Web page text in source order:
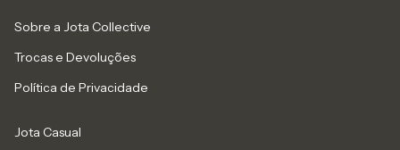
Sobre a Jota Collective
Trocas e Devoluções
Política de Privacidade
Jota Casual